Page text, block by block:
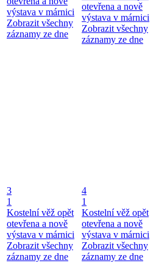
výstava v márnici
Zobrazit všechny
záznamy ze dne
otevřena a nově
výstava v márnici
Zobrazit všechny
záznamy ze dne
3
1
Kostelní věž opět
otevřena a nově
výstava v márnici
Zobrazit všechny
záznamy ze dne
4
1
Kostelní věž opět
otevřena a nově
výstava v márnici
Zobrazit všechny
záznamy ze dne